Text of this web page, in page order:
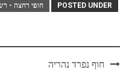
POSTED UNDER חופי רחצה -
Postחוף נפרד נהריה